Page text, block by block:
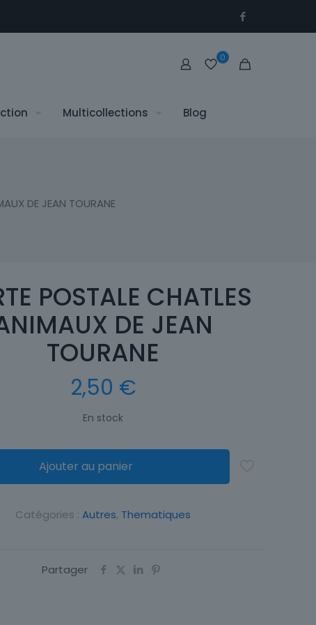
0
Multicollections Blog
DE JEAN TOURANE
POSTALE CHATLES
DE JEAN
TOURANE
2,50 €
En stock
Ajouter au panier
Catégories : Autres, Thematiques
Partager